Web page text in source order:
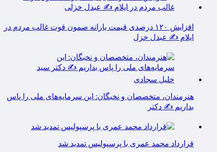
افزایش ۱۲۰ درصدی قیمت یارانه صمون قوت غالب مردم در
ایلام ✍️ عبدل خزل
هنرمندان، متخصصان و نخبگان: این سرمایه‌های ملی را پاس
بداریم ✍️ دکتر
قرارداد محمد عمری با پرسپولیس تمدید شد